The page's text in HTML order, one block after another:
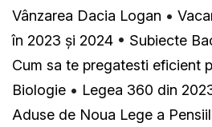
Vânzarea Dacia Logan •
în 2023 și 2024 • Subiecte
Cum sa te pregatesti eficient
Biologie • Legea 360 din
Aduse de Noua Lege a